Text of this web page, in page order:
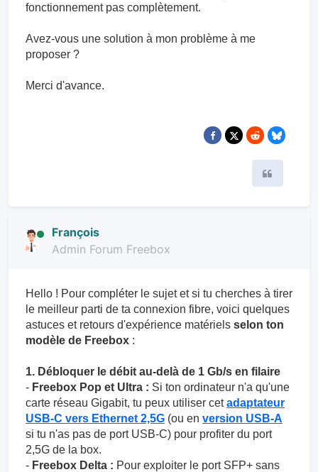
fonctionnement pas complètement.
Avez-vous une solution à mon problème à me
proposer ?
Merci d'avance.
François
Admin Forum Freebox
Hello ! Pour compléter le sujet et si tu cherches à tirer
le meilleur parti de ta connexion fibre, voici quelques
astuces et retours d'expérience matériels selon ton
modèle de Freebox :
1. Débloquer le débit au-delà de 1 Gb/s en filaire
- Freebox Pop et Ultra : Si ton ordinateur n'a qu'une
carte réseau Gigabit, tu peux utiliser cetadaptateur
USB-C vers Ethernet 2,5G (ou en version USB-A
si tu n'as pas de port USB-C) pour profiter du port
2,5G de la box.
- Freebox Delta : Pour exploiter le port SFP+ sans